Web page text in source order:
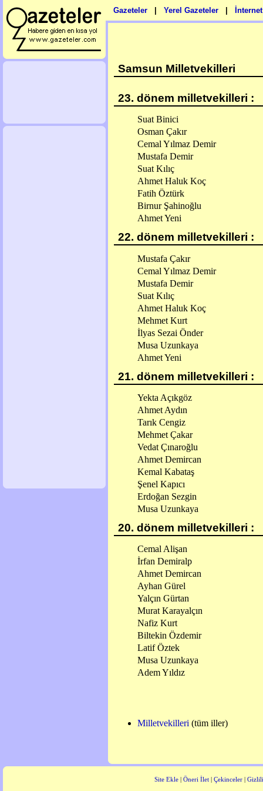
Gazeteler Yerel Gazeteler
Samsun Milletvekilleri
23. dönem milletvekilleri :
Suat Binici
Osman Çakır
Cemal Yılmaz Demir
Mustafa Demir
Suat Kılıç
Ahmet Haluk Koç
Fatih Öztürk
Birnur Şahinoğlu
Ahmet Yeni
22. dönem milletvekilleri :
Mustafa Çakır
Cemal Yılmaz Demir
Mustafa Demir
Suat Kılıç
Ahmet Haluk Koç
Mehmet Kurt
İlyas Sezai Önder
Musa Uzunkaya
Ahmet Yeni
21. dönem milletvekilleri :
Yekta Açıkgöz
Ahmet Aydın
Tarık Cengiz
Mehmet Çakar
Vedat Çınaroğlu
Ahmet Demircan
Kemal Kabataş
Şenel Kapıcı
Erdoğan Sezgin
Musa Uzunkaya
20. dönem milletvekilleri :
Cemal Alişan
İrfan Demiralp
Ahmet Demircan
Ayhan Gürel
Yalçın Gürtan
Murat Karayalçın
Nafiz Kurt
Biltekin Özdemir
Latif Öztek
Musa Uzunkaya
Adem Yıldız
Milletvekilleri (tüm iller)
Site Ekle| Öneri İlet| Çekinceler|